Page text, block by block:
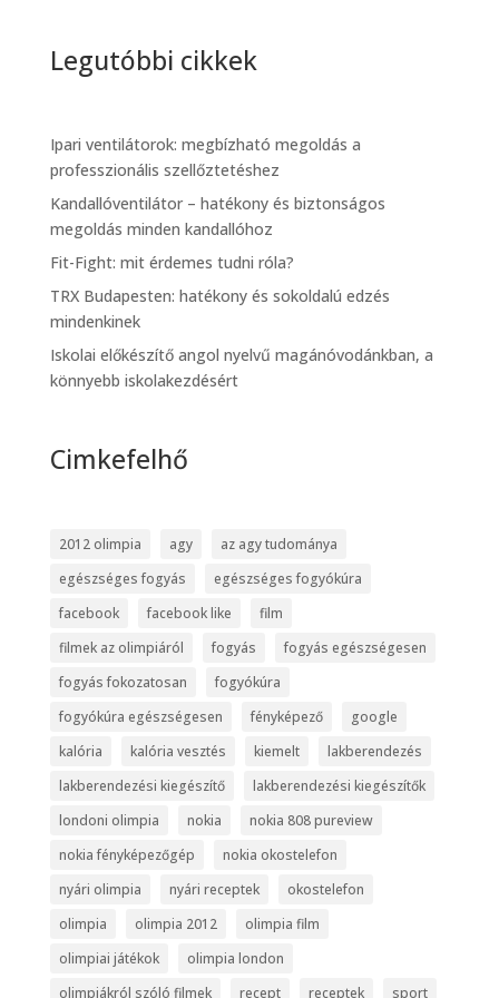
Legutóbbi cikkek
Ipari ventilátorok: megbízható megoldás a
professzionális szellőztetéshez
Kandallóventilátor – hatékony és biztonságos
megoldás minden kandallóhoz
Fit-Fight: mit érdemes tudni róla?
TRX Budapesten: hatékony és sokoldalú edzés
mindenkinek
Iskolai előkészítő angol nyelvű magánóvodánkban, a
könnyebb iskolakezdésért
Cimkefelhő
2012 olimpia agy
az agy tudománya
egészséges fogyás
egészséges fogyókúra
facebook
facebook like
film
filmek az olimpiáról
fogyás
fogyás egészségesen
fogyás fokozatosan
fogyókúra
fogyókúra egészségesen
fényképező
google
kalória
kalória vesztés kiemelt
lakberendezés
lakberendezési kiegészítő
lakberendezési kiegészítők
londoni olimpia
nokia
nokia 808 pureview
nokia fényképezőgép
nokia okostelefon
nyári olimpia
nyári receptek
okostelefon
olimpia
olimpia 2012
olimpia film
olimpiai játékok
olimpia london
olimpiákról szóló filmek
recept receptek sport